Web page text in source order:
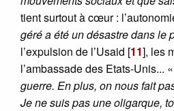
tient surtout à cœur :
géré a été un désastre dans le
l’expulsion de l’Usaid [11], les
l’ambassade des Etats-Unis... «
guerre. En plus, on nous fait
Je ne suis pas une oligarque,